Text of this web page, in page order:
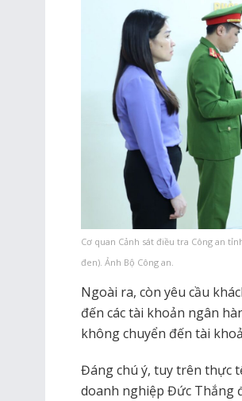
Cơ quan Cảnh sát điều tra Công an
đen). Ảnh Bộ Công an.
Ngoài ra, còn yêu cầu
đến các tài khoản ngân
không chuyển đến tài
Đáng chú ý, tuy trên thực
doanh nghiệp Đức Thắng